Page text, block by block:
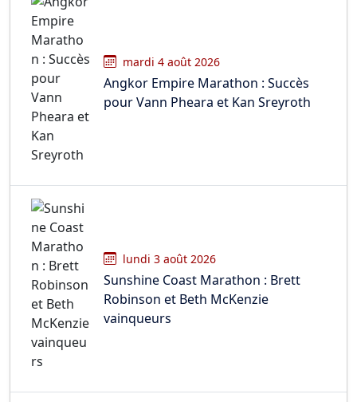
mardi 4 août 2026
Angkor Empire Marathon : Succès
pour Vann Pheara et Kan Sreyroth
lundi 3 août 2026
Sunshine Coast Marathon : Brett
Robinson et Beth McKenzie
vainqueurs